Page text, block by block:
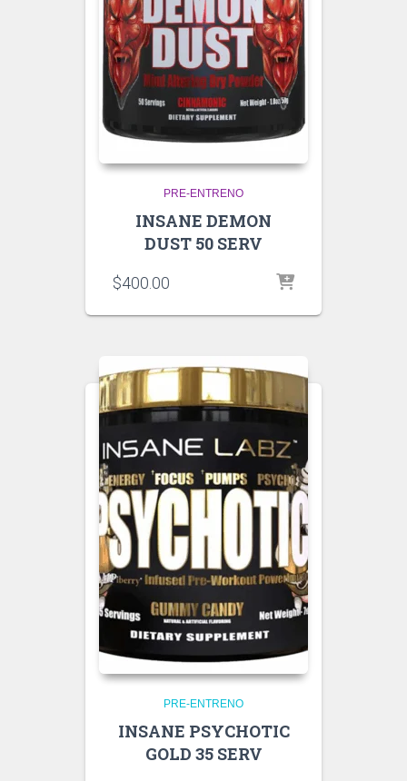
PRE-ENTRENO
INSANE DEMON
DUST 50 SERV
$400.00
PRE-ENTRENO
INSANE PSYCHOTIC
GOLD 35 SERV